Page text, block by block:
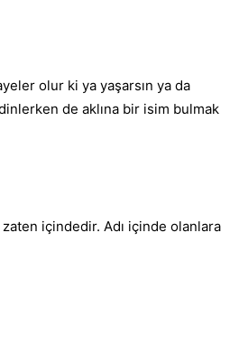
olur ki ya yaşarsın ya da
de aklına bir isim bulmak
içindedir. Adı içinde olanlara